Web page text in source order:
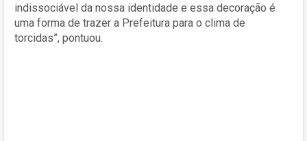
indissociável da nossa identidade e essa decoração é
uma forma de trazer a Prefeitura para o clima de
torcidas”, pontuou.